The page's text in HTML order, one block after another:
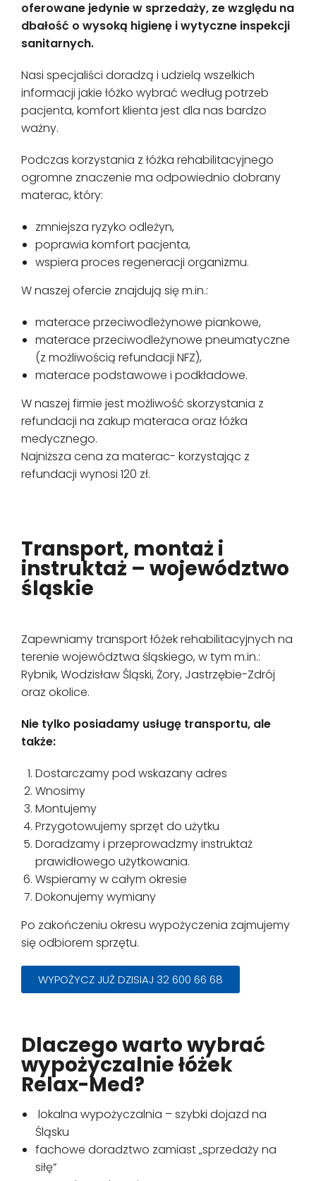
oferowane jedynie w sprzedaży, ze względu na
dbałość o wysoką higienę i wytyczne inspekcji
sanitarnych.
Nasi specjaliści doradzą i udzielą wszelkich
informacji jakie łóżko wybrać według potrzeb
pacjenta, komfort klienta jest dla nas bardzo
ważny.
Podczas korzystania z łóżka rehabilitacyjnego
ogromne znaczenie ma odpowiednio dobrany
materac, który:
zmniejsza ryzyko odleżyn,
poprawia komfort pacjenta,
wspiera proces regeneracji organizmu.
W naszej ofercie znajdują się m.in.:
materace przeciwodleżynowe piankowe,
materace przeciwodleżynowe pneumatyczne
(z możliwością refundacji NFZ),
materace podstawowe i podkładowe.
W naszej firmie jest możliwość skorzystania z
refundacji na zakup materaca oraz łóżka
medycznego.
Najniższa cena za materac- korzystając z
refundacji wynosi 120 zł.
Transport, montaż i
instruktaż – województwo
śląskie
Zapewniamy transport łóżek rehabilitacyjnych na
terenie województwa śląskiego, w tym m.in.:
Rybnik, Wodzisław Śląski, Żory, Jastrzębie-Zdrój
oraz okolice.
Nie tylko posiadamy usługę transportu, ale
także:
Dostarczamy pod wskazany adres
Wnosimy
Montujemy
Przygotowujemy sprzęt do użytku
Doradzamy i przeprowadzmy instruktaż
prawidłowego użytkowania.
Wspieramy w całym okresie
Dokonujemy wymiany
Po zakończeniu okresu wypożyczenia zajmujemy
się odbiorem sprzętu.
WYPOŻYCZ JUŻ DZISIAJ 32 600 66 68
Dlaczego warto wybrać
wypożyczalnie łóżek
Relax-Med?
lokalna wypożyczalnia – szybki dojazd na
Śląsku
fachowe doradztwo zamiast „sprzedaży na
siłę”